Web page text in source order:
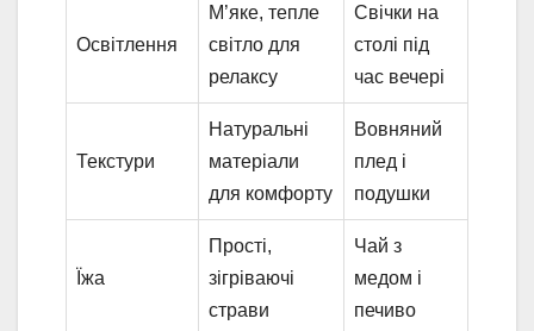
Освітлення
М’яке, тепле
світло для
релаксу
Свічки на
столі під
час вечері
Текстури
Натуральні
матеріали
для комфорту
Вовняний
плед і
подушки
Їжа
Прості,
зігріваючі
страви
Чай з
медом і
печиво